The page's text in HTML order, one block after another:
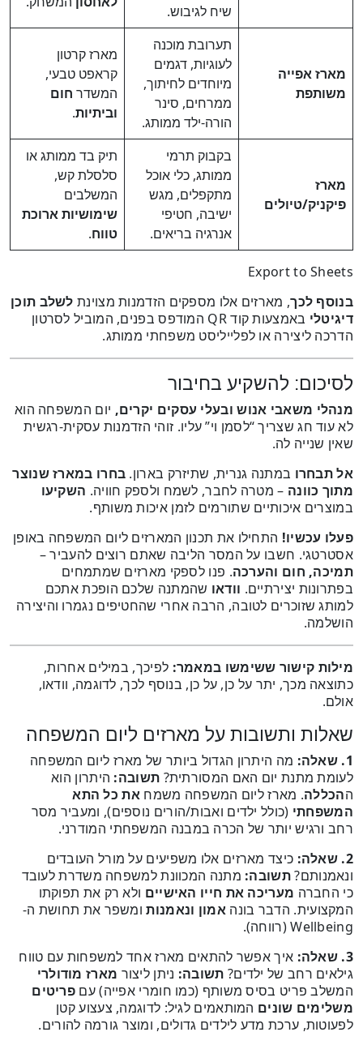
שיח לגיבוש.
מארז אפייה
משותפת
תערובת מוכנה
לעוגיות, דגמים
מיוחדים לחיתוך,
ממרחים, סינר
הורה-ילד ממותג.
מארז קרטון
קראפט טבעי,
המשדר חום
וביתיות.
מארז
פיקניק/טיולים
בקבוק תרמי
ממותג, כלי אוכל
מתקפלים, מגש
ישיבה, חטיפי
אנרגיה בריאים.
תיק בד ממותג או
סלסלת קש,
המשלבים
שימושיות ארוכת
טווח.
Export to Sheets
בנוסף לכך, מארזים אלו מספקים הזדמנות מצוינת לשלב תוכן
דיגיטלי
באמצעות קוד QR המודפס בפנים, המוביל לסרטון
הדרכה ליצירה או לפלייליסט משפחתי ממותג.
לסיכום: להשקיע בחיבור
מנהלי משאבי אנוש ובעלי עסקים יקרים,יום המשפחה הוא
לא עוד חג שצריך “לסמן וי” עליו. זוהי הזדמנות עסקית-רגשית
שאין שנייה לה.
אל תבחרובמתנה גנרית, שתיזרק בארון. בחרו במארז שנוצר
מתוך כוונה– מטרה לחבר, לשמח ולספק חוויה. השקיעו
במוצרים איכותיים שתורמים לזמן איכות משותף.
פעלו עכשיו!התחילו את תכנון המארזים ליום המשפחה באופן
אסטרטגי. חשבו על המסר הליבה שאתם רוצים להעביר –
תמיכה, חום והערכה. פנו לספקי מארזים שמתמחים
בפתרונות יצירתיים. וודאושהמתנה שלכם הופכת אתכם
למותג שזוכרים לטובה, הרבה אחרי שהחטיפים נגמרו והיצירה
הושלמה.
מילות קישור ששימשו במאמר:לפיכך, במילים אחרות,
כתוצאה מכך, יתר על כן, על כן, בנוסף לכך, לדוגמה, וודאו,
אולם.
שאלות ותשובות על מארזים ליום המשפחה
1. שאלה:
מה היתרון הגדול ביותר של מארז ליום המשפחה
לעומת מתנת יום האם המסורתית? תשובה:היתרון הוא
ההכללה. מארז ליום המשפחה משמח את כל התא
המשפחתי(כולל ילדים ואבות/הורים נוספים), ומעביר מסר
רחב ורגיש יותר של הכרה במבנה המשפחתי המודרני.
2. שאלה:
כיצד מארזים אלו משפיעים על מורל העובדים
ונאמנותם?תשובה:מתנה המכוונת למשפחה משדרת לעובד
כי החברה מעריכה את חייו האישייםולא רק את תפוקתו
המקצועית. הדבר בונה אמון ונאמנותומשפר את תחושת ה-
Wellbeing (רווחה).
3. שאלה:
איך אפשר להתאים מארז אחד למשפחות עם טווח
גילאים רחב של ילדים? תשובה:ניתן ליצור מארז מודולרי
המשלב פריט בסיס משותף (כמו חומרי אפייה) עם פריטים
משלימים שוניםהמותאמים לגיל: לדוגמה, צעצוע קטן
לפעוטות, ערכת מדע לילדים גדולים, ומוצר גורמה להורים.